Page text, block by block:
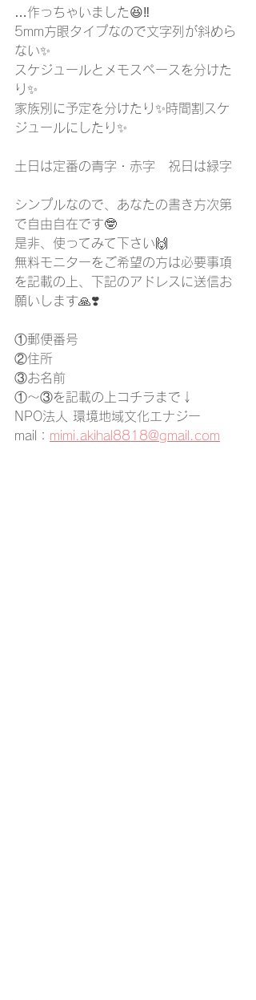
⁡…作っちゃいました😆⁡‼️
⁡5mm方眼タイプなので文字列が斜めら
ない✨⁡
⁡スケジュールとメモスペースを分けた
り✨⁡
⁡家族別に予定を分けたり✨⁡時間割スケ
ジュールにしたり✨⁡
⁡土日は定番の青字・赤字　祝日は緑字
シンプルなので、あなたの書き方次第
で⁡自由自在です🤓⁡
⁡是非、使ってみて下さい🙌⁡
⁡⁡無料モニターをご希望の方は必要事項
を記載の上、下記のアドレスに送信お
願いします🙏❣️⁡
⁡⁡①郵便番号
②住所
③お名前
①～③を記載の上コチラまで↓
NPO法人 環境地域文化エナジー
mail： mimi.akihal8818@gmail.com